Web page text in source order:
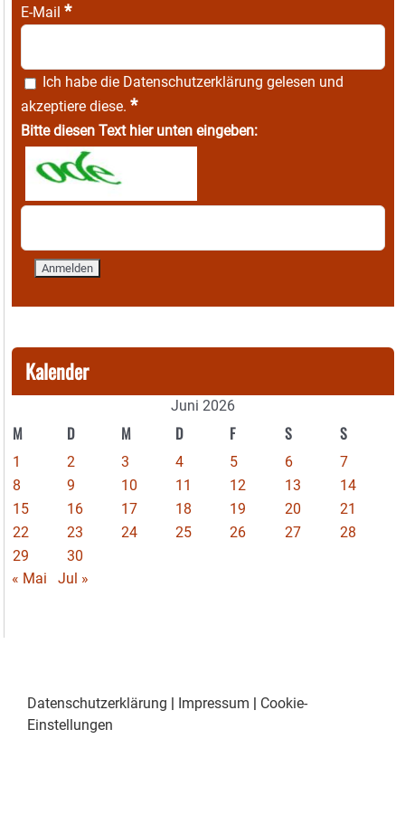
E-Mail *
Ich habe die Datenschutzerklärung gelesen und
akzeptiere diese. *
Bitte diesen Text hier unten eingeben:
Kalender
Juni 2026
M D M D F S S
1 2 3 4 5 6
7
8
9 10 11 12 13
14
15
16 17 18 19 20
21
22
23 24 25 26 27
28
29
30
« Mai
Jul »
Datenschutzerklärung Impressum
Cookie-
Einstellungen